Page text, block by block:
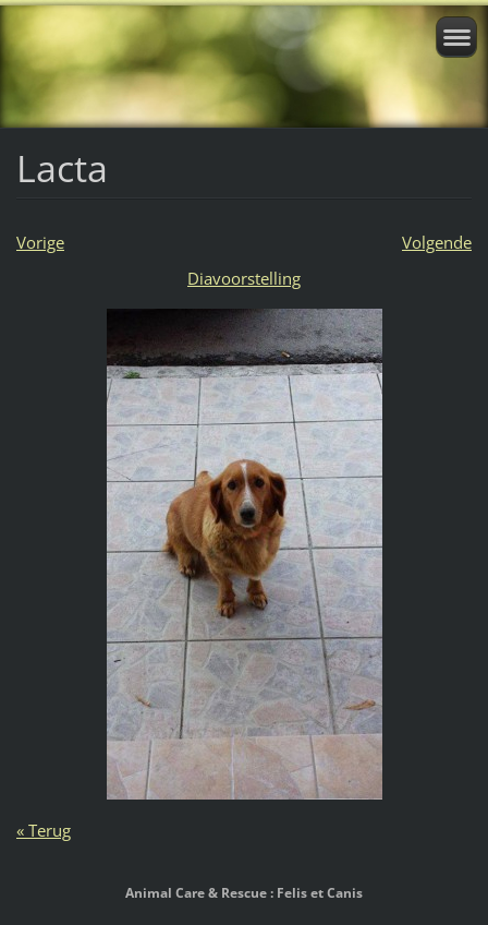
Lacta
Vorige
Volgende
Diavoorstelling
« Terug
Animal Care & Rescue : Felis et Canis